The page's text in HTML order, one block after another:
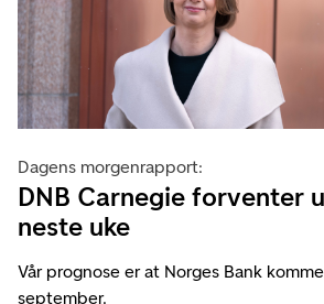
Dagens morgenrapport:
DNB Carnegie forventer
neste uke
Vår prognose er at Norges Bank
september.